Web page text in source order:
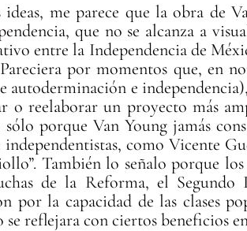
ideas, me parece que la obra de
que no se alcanza a
entre la Independencia de
por momentos que, en
autoderminación e
o reelaborar un proyecto más
porque Van Young jamás
independentistas, como Vicente
También lo señalo porque
de la Reforma, el
por la capacidad de las clases
reflejara con ciertos beneficios